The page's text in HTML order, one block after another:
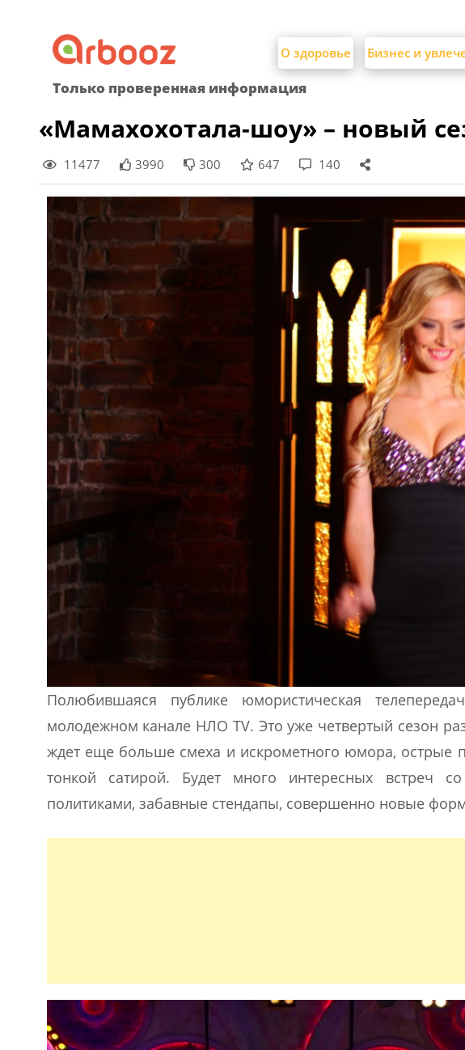
content
О здоровье Бизнес и
Только проверенная информация
«Мамахохотала-шоу» – новый
11477 3990 300 647 140
Полюбившаяся публике юмористическая
молодежном канале НЛО TV. Это уже четвертый сезон
ждет еще больше смеха и искрометного юмора, острые
тонкой сатирой. Будет много интересных встреч
политиками, забавные стендапы, совершенно новые